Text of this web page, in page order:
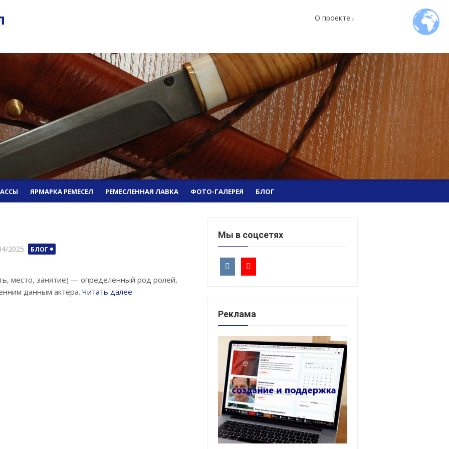
О проекте
ЯРМАРКА РЕМЕСЕЛ РЕМЕСЛЕННАЯ ЛАВКА ФОТО-ГАЛЕРЕЯ БЛОГ
2025 БЛОГ
место, занятие) — определённый род ролей,
данным актёра. Читать далее
Мы в соцсетях
Реклама